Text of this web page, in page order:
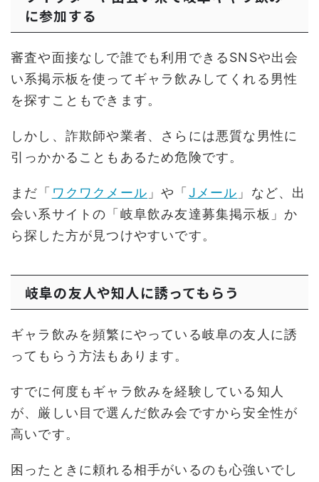
に参加する
審査や面接なしで誰でも利用できるSNSや出会
い系掲示板を使ってギャラ飲みしてくれる男性
を探すこともできます。
しかし、詐欺師や業者、さらには悪質な男性に
引っかかることもあるため危険です。
まだ「 ワクワクメール 」や「Jメール 」など、出
会い系サイトの「岐阜飲み友達募集掲示板」か
ら探した方が見つけやすいです。
岐阜の友人や知人に誘ってもらう
ギャラ飲みを頻繁にやっている岐阜の友人に誘
ってもらう方法もあります。
すでに何度もギャラ飲みを経験している知人
が、厳しい目で選んだ飲み会ですから安全性が
高いです。
困ったときに頼れる相手がいるのも心強いでし